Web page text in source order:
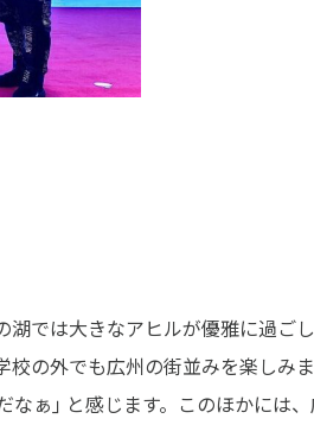
では大きなアヒルが優雅に過ご
の外でも広州の街並みを楽しみま
ぁ｣ と感じます。このほかには